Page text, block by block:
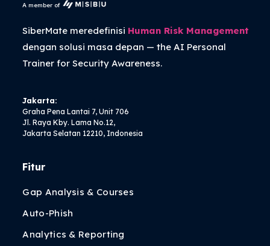
A member of
SiberMate meredefinisi Human Risk Management
dengan solusi masa depan — the AI Personal
Trainerfor Security Awareness.
Jakarta:
Graha Pena Lantai 7, Unit 706
Jl. Raya Kby. Lama No.12,
Jakarta Selatan 12210, Indonesia
Fitur
Gap Analysis & Courses
Auto-Phish
Analytics & Reporting